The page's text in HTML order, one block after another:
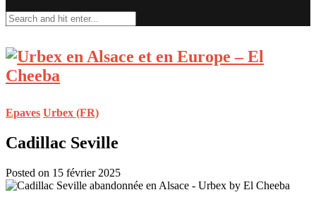
Epaves Urbex (FR)
Cadillac Seville
Posted on 15 février 2025